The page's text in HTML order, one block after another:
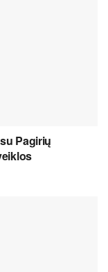
Pagirių